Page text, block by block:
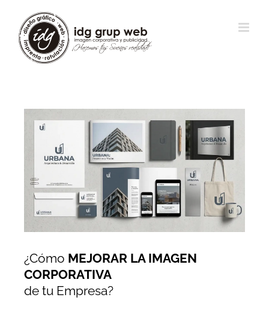
Larger
¿Cómo MEJORAR LA IMAGEN
CORPORATIVA
de tu Empresa?